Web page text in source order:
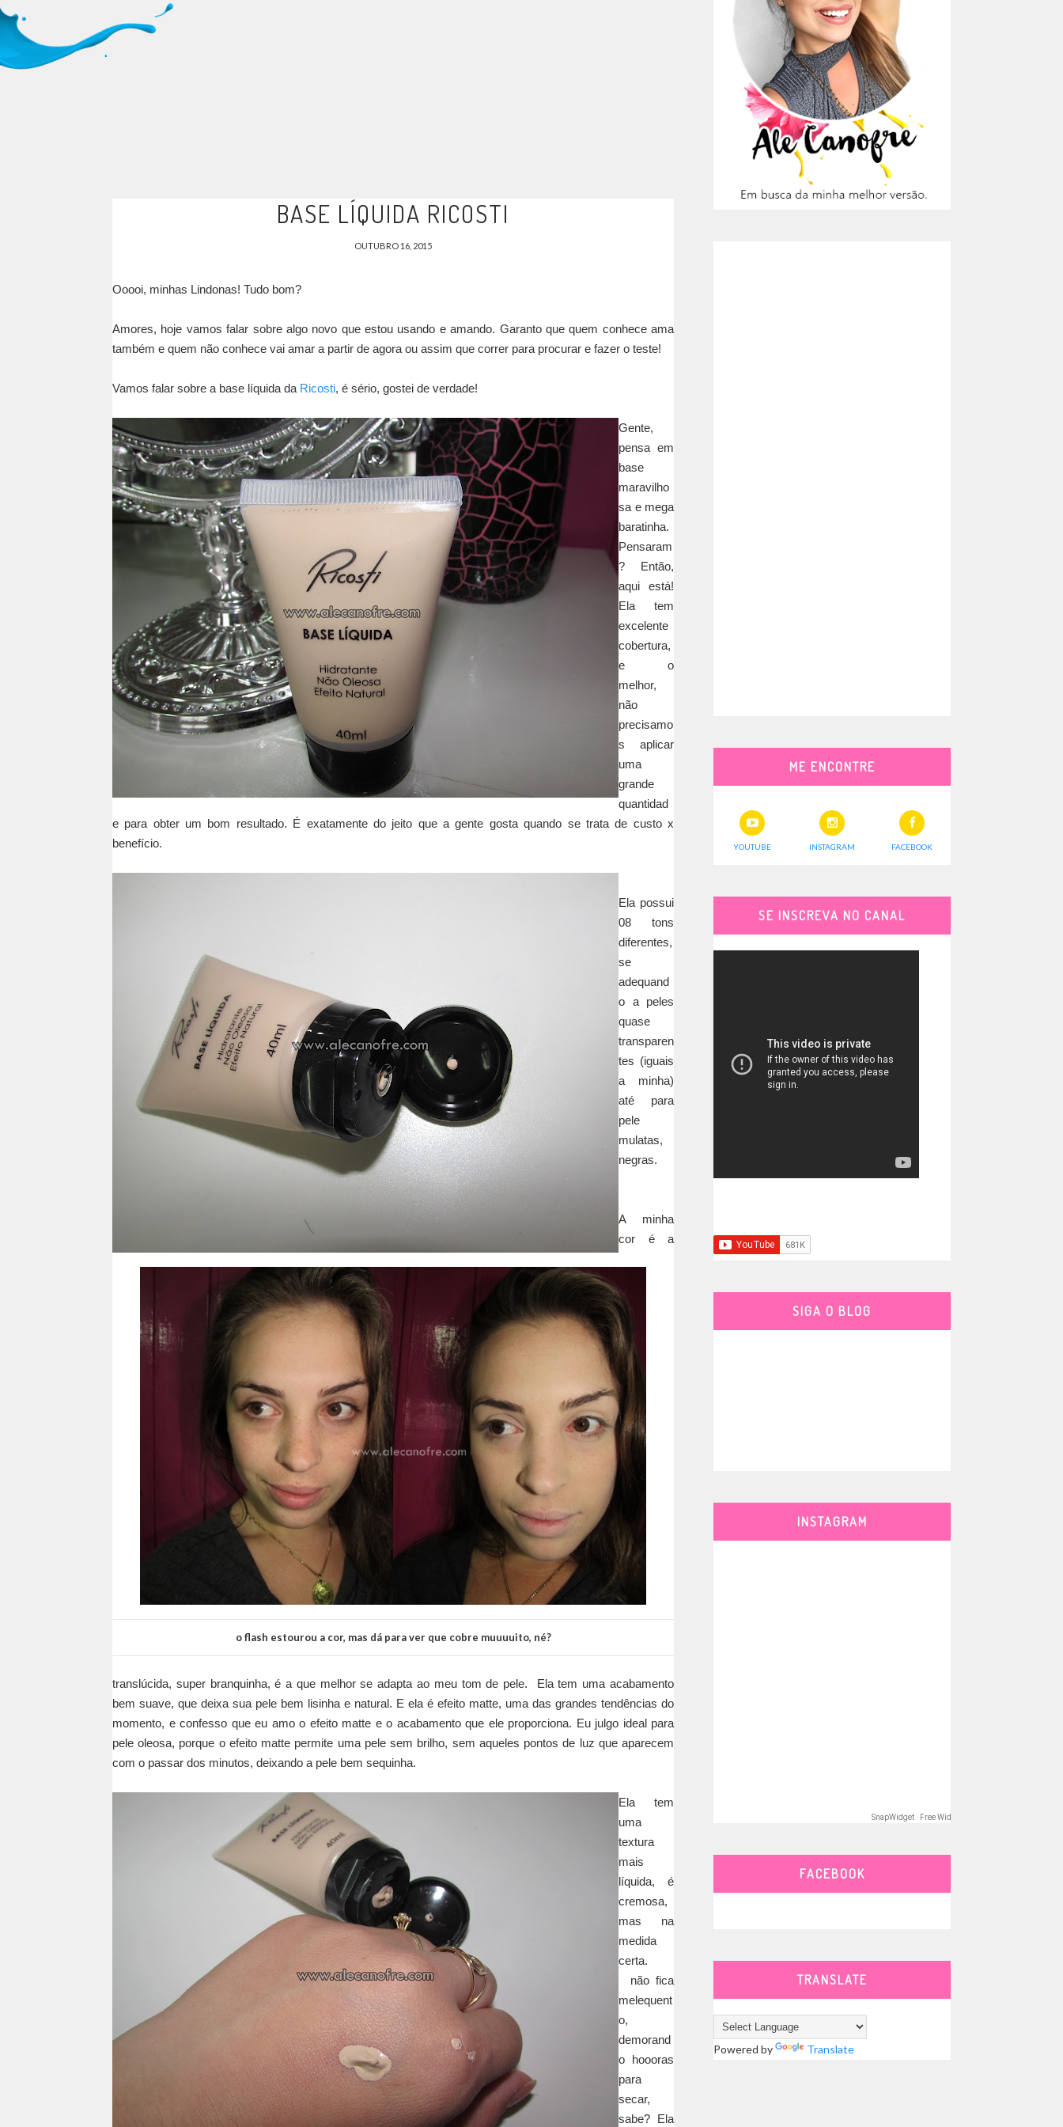
BASE LÍQUIDA RICOSTI
OUTUBRO 16, 2015
Ooooi, minhas Lindonas! Tudo bom?
Amores, hoje vamos falar sobre algo novo que estou usando e amando. Garanto que quem conhece ama
também e quem não conhece vai amar a partir de agora ou assim que correr para procurar e fazer o teste!
Vamos falar sobre a base líquida da Ricosti, é sério, gostei de verdade!
Gente,
pensa em
base
maravilho
sa e mega
baratinha.
Pensaram
? Então,
aqui está!
Ela tem
excelente
cobertura,
e o
melhor,
não
precisamo
s aplicar
uma
grande
quantidad
e para obter um bom resultado. É exatamente do jeito que a gente gosta quando se trata de custo x
benefício.
Ela possui
08 tons
diferentes,
se
adequand
o a peles
quase
transparen
tes (iguais
a minha)
até para
pele
mulatas,
negras.
o flash estourou a cor, mas dá para ver que cobre muuuuito, né?
A minha
cor é a
translúcida, super branquinha, é a que melhor se adapta ao meu tom de pele. Ela tem uma acabamento
bem suave, que deixa sua pele bem lisinha e natural. E ela é efeito matte, uma das grandes tendências do
momento, e confesso que eu amo o efeito matte e o acabamento que ele proporciona. Eu julgo ideal para
pele oleosa, porque o efeito matte permite uma pele sem brilho, sem aqueles pontos de luz que aparecem
com o passar dos minutos, deixando a pele bem sequinha.
Ela tem
uma
textura
mais
líquida, é
cremosa,
mas na
medida
certa.
não fica
melequent
o,
demorand
o hoooras
para
secar,
sabe? Ela
ME ENCONTRE
YOUTUBE INSTAGRAM FACEBOOK
SE INSCREVA NO CANAL
SIGA O BLOG
INSTAGRAM
SnapWidget · Free Widget
FACEBOOK
TRANSLATE
Powered by Translate